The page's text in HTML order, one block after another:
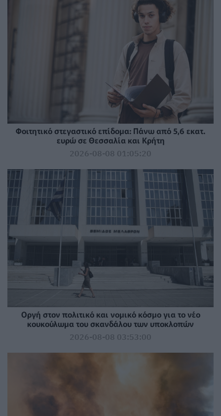
Φοιτητικό στεγαστικό επίδομα: Πάνω από 5,6 εκατ.
ευρώ σε Θεσσαλία και Κρήτη
2026-08-08 01:05:20
Οργή στον πολιτικό και νομικό κόσμο για το νέο
κουκούλωμα του σκανδάλου των υποκλοπών
2026-08-08 03:53:00